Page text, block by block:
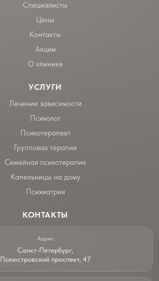
Специалисты
Цены
Контакты
Акции
О клинике
УСЛУГИ
Лечение зависимости
Психолог
Психотерапевт
Групповая терапия
Семейная психотерапия
Капельницы на дому
Психиатрия
КОНТАКТЫ
Адрес
Санкт-Петербург,
Полюстровский проспект, 47